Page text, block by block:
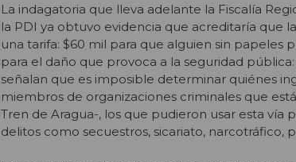
La indagatoria que lleva adelante la Fiscalía
la PDI ya obtuvo evidencia que acreditaría que
una tarifa: $60 mil para que alguien sin papeles
para el daño que provoca a la seguridad
señalan que es imposible determinar quiénes
miembros de organizaciones criminales que
Tren de Aragua-, los que pudieron usar esta vía
delitos como secuestros, sicariato, narcotráfico,